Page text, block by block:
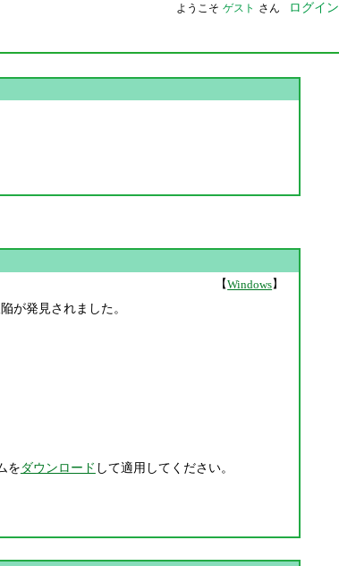
ようこそ ゲスト さん ログイン
【Windows】
が発見されました。
をダウンロード して適用してください。